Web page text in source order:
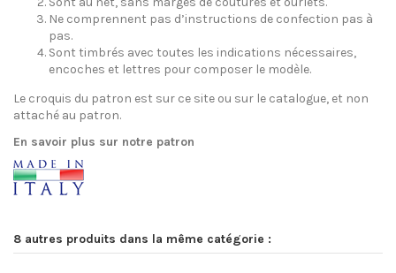
Ne comprennent pas d’instructions de confection pas à
pas.
Sont timbrés avec toutes les indications nécessaires,
encoches et lettres pour composer le modèle.
Le croquis du patron est sur ce site ou sur le catalogue, et non
attaché au patron.
En savoir plus sur notre patron
8 autres produits dans la même catégorie :